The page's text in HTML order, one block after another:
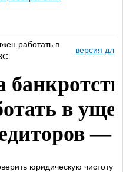
работать в
версия для
в
—
юридическую чистоту